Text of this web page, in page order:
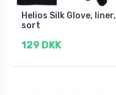
Helios Silk Glove, liner,
sort
129 DKK